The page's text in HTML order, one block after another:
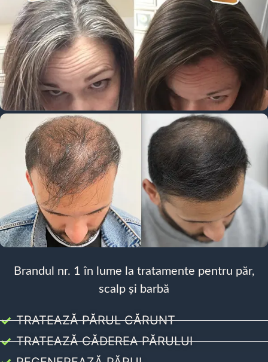
Brandul nr. 1 în lume la tratamente pentru păr,
scalp și barbă
TRATEAZĂ PĂRUL CĂRUNT
TRATEAZĂ CĂDEREA PĂRULUI